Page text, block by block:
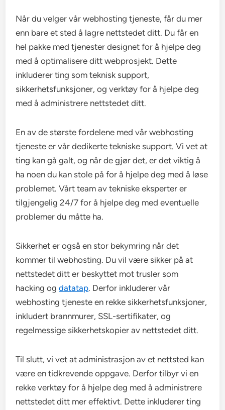
Når du velger vår webhosting tjeneste, får du mer
enn bare et sted å lagre nettstedet ditt. Du får en
hel pakke med tjenester designet for å hjelpe deg
med å optimalisere ditt webprosjekt. Dette
inkluderer ting som teknisk support,
sikkerhetsfunksjoner, og verktøy for å hjelpe deg
med å administrere nettstedet ditt.
En av de største fordelene med vår webhosting
tjeneste er vår dedikerte tekniske support. Vi vet at
ting kan gå galt, og når de gjør det, er det viktig å
ha noen du kan stole på for å hjelpe deg med å løse
problemet. Vårt team av tekniske eksperter er
tilgjengelig 24/7 for å hjelpe deg med eventuelle
problemer du måtte ha.
Sikkerhet er også en stor bekymring når det
kommer til webhosting. Du vil være sikker på at
nettstedet ditt er beskyttet mot trusler som
hacking ogdatatap. Derfor inkluderer vår
webhosting tjeneste en rekke sikkerhetsfunksjoner,
inkludert brannmurer, SSL-sertifikater, og
regelmessige sikkerhetskopier av nettstedet ditt.
Til slutt, vi vet at administrasjon av et nettsted kan
være en tidkrevende oppgave. Derfor tilbyr vi en
rekke verktøy for å hjelpe deg med å administrere
nettstedet ditt mer effektivt. Dette inkluderer ting